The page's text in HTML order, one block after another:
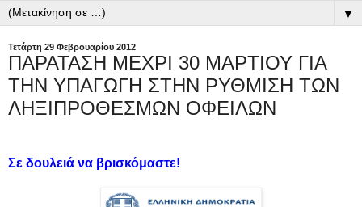
▼
Τετάρτη 29 Φεβρουαρίου 2012
ΠΑΡΑΤΑΣΗ ΜΕΧΡΙ 30 ΜΑΡΤΙΟΥ ΓΙΑ
ΤΗΝ ΥΠΑΓΩΓΗ ΣΤΗΝ ΡΥΘΜΙΣΗ ΤΩΝ
ΛΗΞΙΠΡΟΘΕΣΜΩΝ ΟΦΕΙΛΩΝ
Σε δουλειά να βρισκόμαστε!